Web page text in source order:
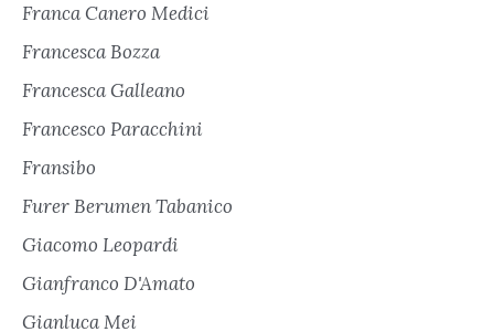
Franca Canero Medici
Francesca Bozza
Francesca Galleano
Francesco Paracchini
Fransibo
Furer Berumen Tabanico
Giacomo Leopardi
Gianfranco D'Amato
Gianluca Mei